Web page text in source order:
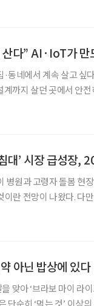
다” AI·IoT가 만
동네에서 계속 살고 싶
보낼 수 있도록 돕는
대’ 시장 급성장,
병원과 고령자 돌봄 현
이란 전망이 나왔다. 다
아닌 밥상에 있다
맞아 ‘브라보 마이 라